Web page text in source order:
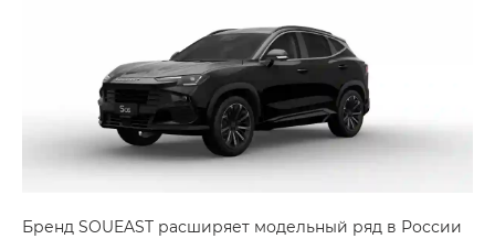
Бренд SOUEAST расширяет модельный ряд в России